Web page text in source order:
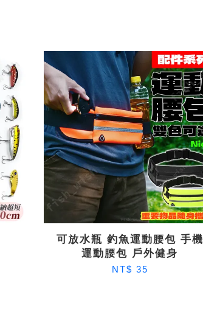
可放水瓶 釣魚運動腰包 手機
運動腰包 戶外健身
NT$ 35